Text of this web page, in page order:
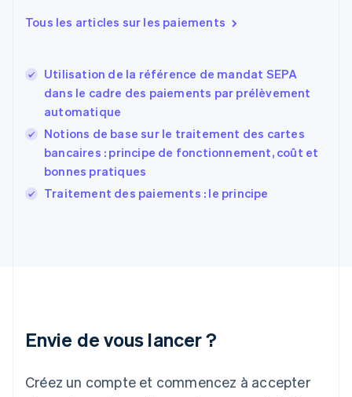
Tous les articles sur les paiements
Utilisation de la référence de mandat SEPA
dans le cadre des paiements par prélèvement
automatique
Notions de base sur le traitement des cartes
bancaires : principe de fonctionnement, coût et
bonnes pratiques
Traitement des paiements : le principe
Envie de vous lancer ?
Créez un compte et commencez à accepter
Estonie
EnglishEspañol 简体中文
Finlande
EnglishSvenska
FrançaisEnglish
Gibraltar
English
Grèce
Japon
Lettonie